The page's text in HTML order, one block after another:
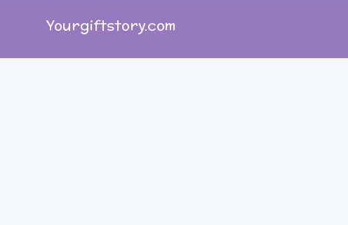
Yourgiftstory.com